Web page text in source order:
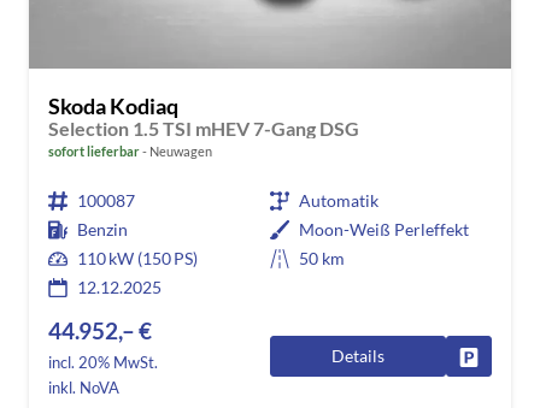
Skoda Kodiaq
Selection 1.5 TSI mHEV 7-Gang DSG
sofort lieferbar Neuwagen
100087
Automatik
Benzin
Moon-Weiß Perleffekt
110 kW (150 PS)
50 km
12.12.2025
44.952,– €
incl. 20% MwSt.
inkl. NoVA
Details